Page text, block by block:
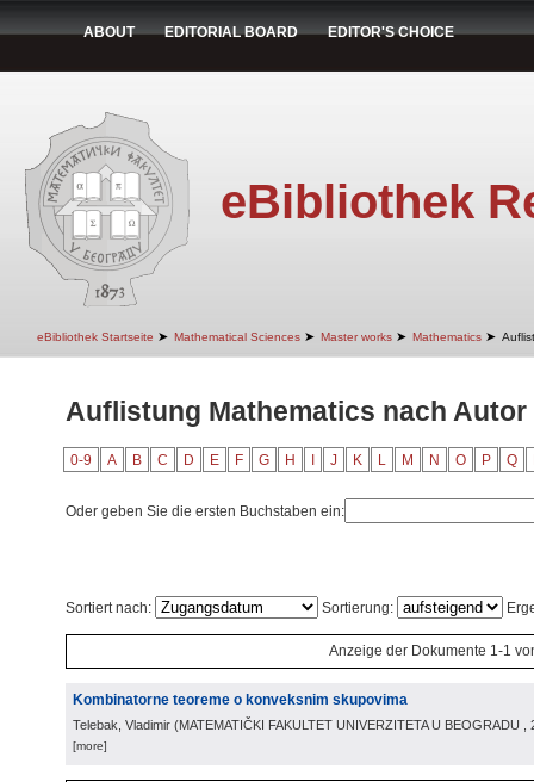
ABOUT EDITORIAL BOARD EDITOR'S CHOICE
eBibliothek
eBibliothek Startseite ➤ Mathematical Sciences ➤ Master works ➤ Mathematics ➤
Auflistung Mathematics nach
0-9 A B C D E F G H J K L M N O P Q
Oder geben Sie die ersten Buchstaben ein:
Sortiert nach: Sortierung:
Anzeige der Dokumente 1-1
Kombinatorne teoreme o konveksnim skupovima
Telebak, Vladimir (MATEMATIČKI FAKULTET UNIVERZITETA U BEOGRADU
[more]